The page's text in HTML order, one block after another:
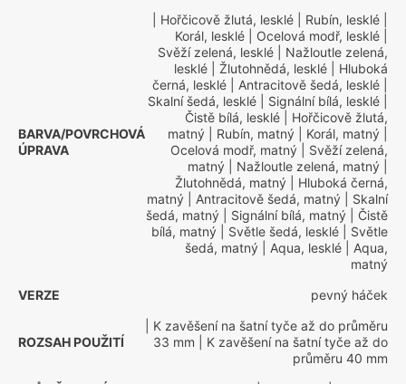
BARVA/POVRCHOVÁ
ÚPRAVA
| Hořčicově žlutá, lesklé | Rubín, lesklé
Korál, lesklé | Ocelová modř, lesklé
Svěží zelená, lesklé | Nažloutle zelená,
lesklé | Žlutohnědá, lesklé | Hluboká
černá, lesklé | Antracitově šedá, lesklé
Skalní šedá, lesklé | Signální bílá, lesklé
Čistě bílá, lesklé | Hořčicově žlutá,
matný | Rubín, matný | Korál, matný
Ocelová modř, matný | Svěží zelená,
matný | Nažloutle zelená, matný
Žlutohnědá, matný | Hluboká černá,
matný | Antracitově šedá, matný | Skalní
šedá, matný | Signální bílá, matný | Čistě
bílá, matný | Světle šedá, lesklé | Světle
šedá, matný | Aqua, lesklé | Aqua,
matný
VERZE
pevný háček
ROZSAH POUŽITÍ
| K zavěšení na šatní tyče až do průměru
33 mm | K zavěšení na šatní tyče až do
průměru 40 mm